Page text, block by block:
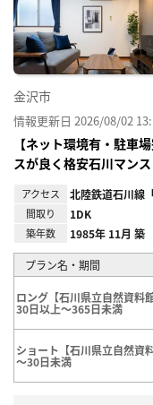
金沢市
情報更新日 2026/08/02
【ネット環境有・駐車
スが良く格安石川マンス
アクセス 北陸鉄道石川線
間取り 1DK
築年数 1985年 11月 築
プラン名・期間
ロング【石川県立自然資料館
30日以上～365日未満
ショート【石川県立自然資料
～30日未満